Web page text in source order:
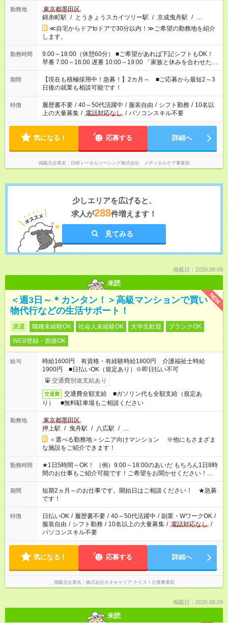
勤務地
東京都墨田区
錦糸町駅 / とうきょうスカイツリー駅 / 京成曳舟駅 / …
≪自宅からドアtoドアで30分以内！≫ご希望の勤務地を紹介
します。
勤務時間
9:00～18:00（休憩60分） ■ご希望があれば下記シフトもOK！
早番 7:00～16:00 遅番 10:00～19:00 「家族と休みを合わせた
い」 「余裕を持って夕飯の準備がしたい」 「できれば残業はし
たくない」 など、ご希望を教えてくださいね。 ※Wワーク希望
の方へ 今ご覧のお仕事で希望する勤務時間と、もう1つのお仕事
の勤務時間。 合計で週40時間を超える場合は応募できません。
期間
【現在も積極採用中！急募！】2カ月～ ■ご応募から最短2～3
日後の就業も相談可能です！
特徴 履歴書不要 / 40～50代活躍中 / 服装自由 / シフト勤務 / 10名以
上の大量募集 / 電話対応なし / パソコンスキル不要
気になる！ 応募する 詳細へ
掲載元企業名 日研トータルソーシング株式会社 メディカルケア事業部
少しエリアを広げると、
求人が288件増えます！
見てみる
掲載日：2026.08.09
未読
NEW
＜週3日～＊カンタン！＞高級マンションで買い
物代行などの生活サポート！
派遣 職種未経験OK 社会人未経験OK 大学生歓迎
ブランクOK
WEB登録・面接OK
給与
時給1600円 有資格・有経験時給1800円 介護福祉士時給
1900円 ■日払いOK（規定あり）※即日払い不可
交通費別途支給あり
交通費
交通費全額支給 ■ガソリン代も全額支給（規定あ
り） ■無料駐車場もご相談ください
勤務地
東京都墨田区
押上駅 / 曳舟駅 / 八広駅 / …
＜選べる勤務地＞シニア向けマンション ※他にもさまざま
な施設をご紹介できます！
勤務時間
★1日5時間～OK！ （例）9:00～18:00のあいだ もちろん1日8時
間のお仕事もご紹介可能です！ご希望をお聞かせください！★家
庭の都合でお休みが必要な場合も遠慮なくご相談ください。 ※
週最低15時間以上の勤務が必要です
期間
短期2ヵ月～のお仕事です。開始日はご相談ください！ ★急募
です！
特徴 日払いOK / 履歴書不要 / 40～50代活躍中 / 副業・WワークOK /
服装自由 / シフト勤務 / 10名以上の大量募集 / 電話対応なし /
パソコンスキル不要
気になる！ 応募する 詳細へ
掲載元企業名 株式会社ネオキャリア ナイス！介護事業部
掲載日：2026.08.09
未読